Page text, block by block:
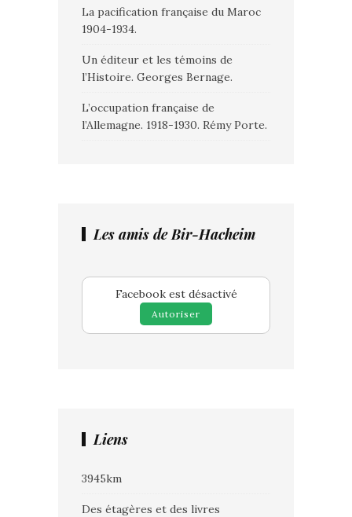
La pacification française du Maroc
1904-1934.
Un éditeur et les témoins de
l’Histoire. Georges Bernage.
L’occupation française de
l’Allemagne. 1918-1930. Rémy Porte.
Les amis de Bir-Hacheim
Facebook est désactivé
Autoriser
Liens
3945km
Des étagères et des livres